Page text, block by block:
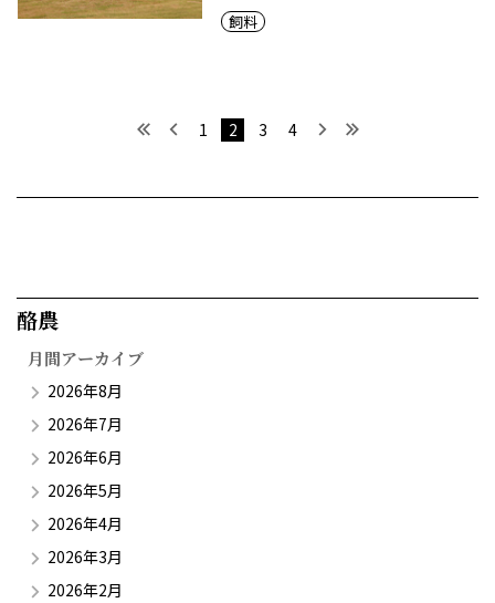
飼料
最初へ 前へ
1 2 3 4 次へ最後へ
酪農​
月間アーカイブ
2026年8月
2026年7月
2026年6月
2026年5月
2026年4月
2026年3月
2026年2月